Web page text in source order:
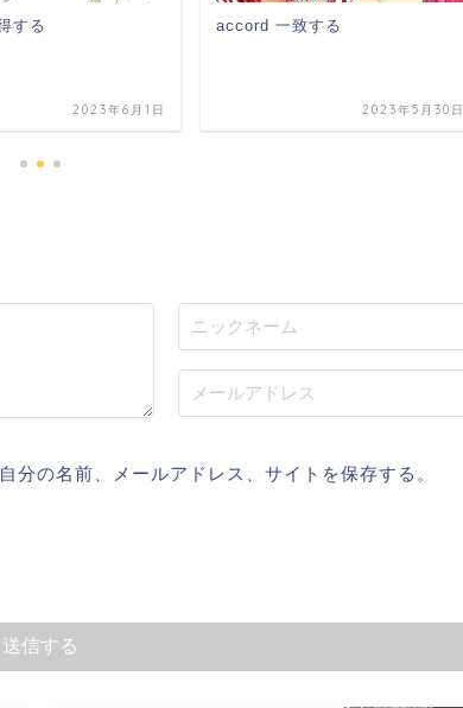
する
2023年6月1日
accord 一致する
2023年5月30日
分の名前、メールアドレス、サイトを保存する。